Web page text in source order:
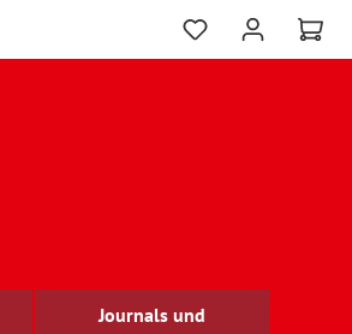
Journals und